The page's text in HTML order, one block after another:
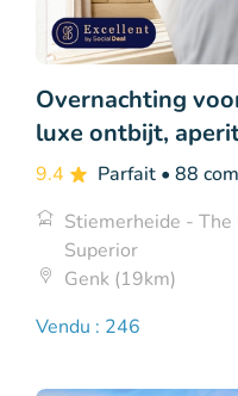
Overnachting
luxe ontbijt,
9.4 Parfait • 88
Stiemerheide -
Superior
Genk (19km)
Vendu : 246